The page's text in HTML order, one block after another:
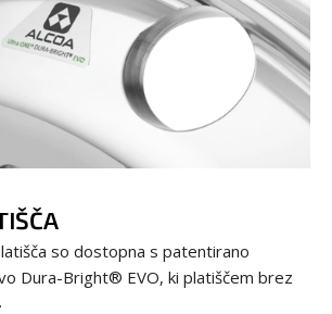
so dostopna s patentirano
Dura-Bright® EVO, ki platiščem brez